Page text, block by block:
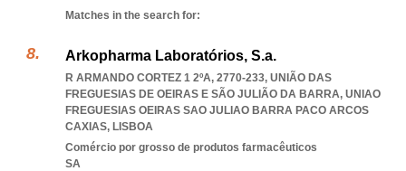
Matches in the search for:
Arkopharma Laboratórios, S.a.
R ARMANDO CORTEZ 1 2ºA, 2770-233, UNIÃO DAS
FREGUESIAS DE OEIRAS E SÃO JULIÃO DA BARRA, UNIAO
FREGUESIAS OEIRAS SAO JULIAO BARRA PACO ARCOS
CAXIAS, LISBOA
Comércio por grosso de produtos farmacêuticos
SA